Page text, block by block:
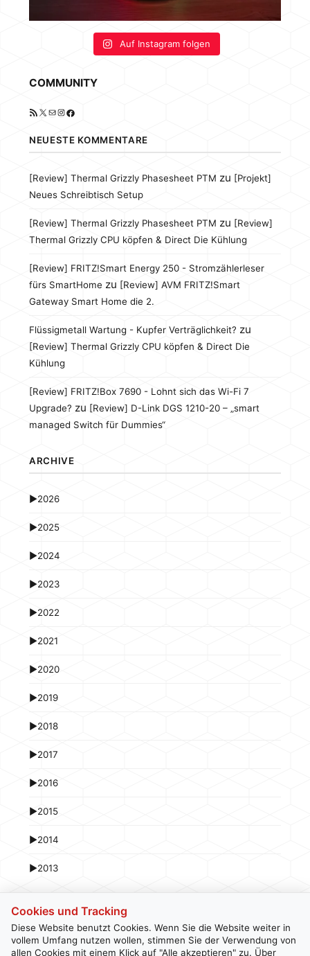
Auf Instagram folgen
COMMUNITY
RSS-Feed
X E-MailInstagram
Facebook
NEUESTE KOMMENTARE
[Review] Thermal Grizzly Phasesheet PTM zu [Projekt]
Neues Schreibtisch Setup
[Review] Thermal Grizzly Phasesheet PTM zu [Review]
Thermal Grizzly CPU köpfen & Direct Die Kühlung
[Review] FRITZ!Smart Energy 250 - Stromzählerleser
fürs SmartHome zu [Review] AVM FRITZ!Smart
Gateway Smart Home die 2.
Flüssigmetall Wartung - Kupfer Verträglichkeit? zu
[Review] Thermal Grizzly CPU köpfen & Direct Die
Kühlung
[Review] FRITZ!Box 7690 - Lohnt sich das Wi-Fi 7
Upgrade? zu [Review] D-Link DGS 1210-20 – „smart
managed Switch für Dummies“
ARCHIVE
►2026
►2025
►2024
►2023
►2022
►2021
►2020
►2019
►2018
►2017
►2016
►2015
►2014
►2013
Cookies und Tracking
Diese Website benutzt Cookies. Wenn Sie die Website weiter in
vollem Umfang nutzen wollen, stimmen Sie der Verwendung von
allen Cookies mit einem Klick auf "Alle akzeptieren" zu. Über